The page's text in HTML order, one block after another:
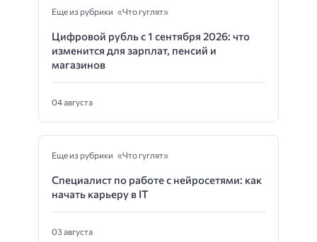
Еще из рубрики «Что гуглят»
Цифровой рубль с 1 сентября 2026: что
изменится для зарплат, пенсий и
магазинов
04 августа
Еще из рубрики «Что гуглят»
Специалист по работе с нейросетями: как
начать карьеру в IT
03 августа